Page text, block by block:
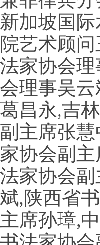
新加坡国
院艺术顾
法家协会
会理事吴
葛昌永,吉
副主席张
家协会副
法家协会
斌,陕西省
主席孙璋,